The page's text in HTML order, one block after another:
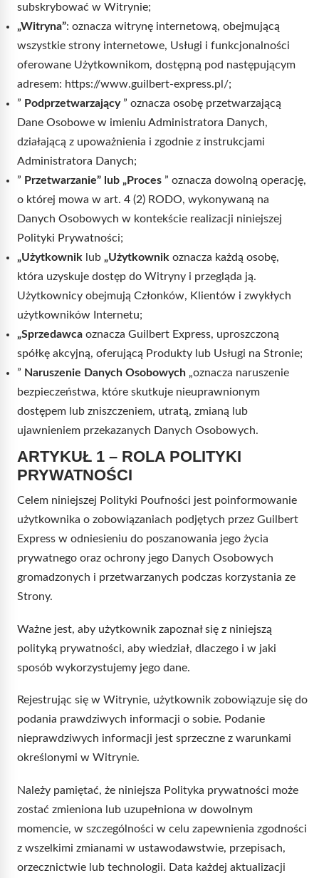
subskrybować w Witrynie;
„Witryna”: oznacza witrynę internetową, obejmującą
wszystkie strony internetowe, Usługi i funkcjonalności
oferowane Użytkownikom, dostępną pod następującym
adresem: https://www.guilbert-express.pl/;
” Podprzetwarzający” oznacza osobę przetwarzającą
Dane Osobowe w imieniu Administratora Danych,
działającą z upoważnienia i zgodnie z instrukcjami
Administratora Danych;
” Przetwarzanie” lub „Proces ” oznacza dowolną operację,
o której mowa w art. 4 (2) RODO, wykonywaną na
Danych Osobowych w kontekście realizacji niniejszej
Polityki Prywatności;
„Użytkownik
lub „Użytkownik oznacza każdą osobę,
która uzyskuje dostęp do Witryny i przegląda ją.
Użytkownicy obejmują Członków, Klientów i zwykłych
użytkowników Internetu;
„Sprzedawca oznacza Guilbert Express, uproszczoną
spółkę akcyjną, oferującą Produkty lub Usługi na Stronie;
” Naruszenie Danych Osobowych „oznacza naruszenie
bezpieczeństwa, które skutkuje nieuprawnionym
dostępem lub zniszczeniem, utratą, zmianą lub
ujawnieniem przekazanych Danych Osobowych.
ARTYKUŁ 1 – ROLA POLITYKI
PRYWATNOŚCI
Celem niniejszej Polityki Poufności jest poinformowanie
użytkownika o zobowiązaniach podjętych przez Guilbert
Express w odniesieniu do poszanowania jego życia
prywatnego oraz ochrony jego Danych Osobowych
gromadzonych i przetwarzanych podczas korzystania ze
Strony.
Ważne jest, aby użytkownik zapoznał się z niniejszą
polityką prywatności, aby wiedział, dlaczego i w jaki
sposób wykorzystujemy jego dane.
Rejestrując się w Witrynie, użytkownik zobowiązuje się do
podania prawdziwych informacji o sobie. Podanie
nieprawdziwych informacji jest sprzeczne z warunkami
określonymi w Witrynie.
Należy pamiętać, że niniejsza Polityka prywatności może
zostać zmieniona lub uzupełniona w dowolnym
momencie, w szczególności w celu zapewnienia zgodności
z wszelkimi zmianami w ustawodawstwie, przepisach,
orzecznictwie lub technologii. Data każdej aktualizacji